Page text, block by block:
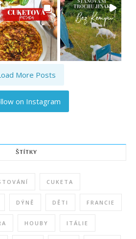
More Posts
on Instagram
ŠTÍTKY
CUKETA
DÝNĚ DĚTI FRANCIE
HOUBY ITÁLIE